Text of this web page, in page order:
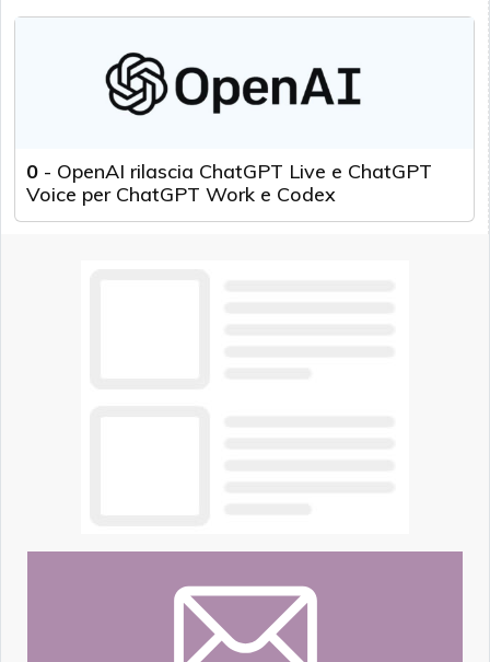
0 - OpenAI rilascia ChatGPT Live e ChatGPT
Voice per ChatGPT Work e Codex